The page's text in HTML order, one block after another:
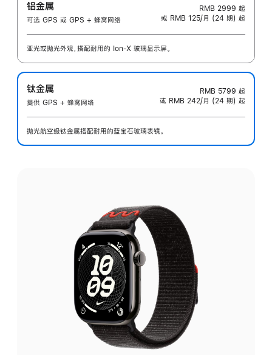
铝金属
可选 GPS 或 GPS + 蜂窝网络
RMB 2999 起
或 RMB 125/月 (24 期) 起
亚光或抛光外观，搭配耐用的 Ion-X 玻璃显示屏。
钛金属
提供 GPS + 蜂窝网络
RMB 5799 起
或 RMB 242/月 (24 期) 起
抛光航空级钛金属搭配耐用的蓝宝石玻璃表镜。